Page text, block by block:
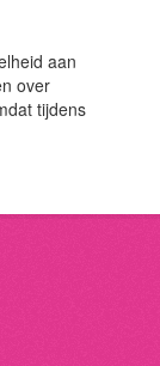
aan
over
tijdens